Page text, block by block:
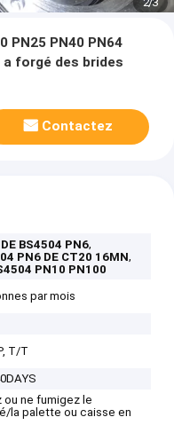
PN25 PN40 PN64
a forgé des brides
Contactez
BS4504 PN6,
PN6 DE CT20 16MN,
PN10 PN100
par mois
T/T
ou ne fumigez le
la palette ou caisse en